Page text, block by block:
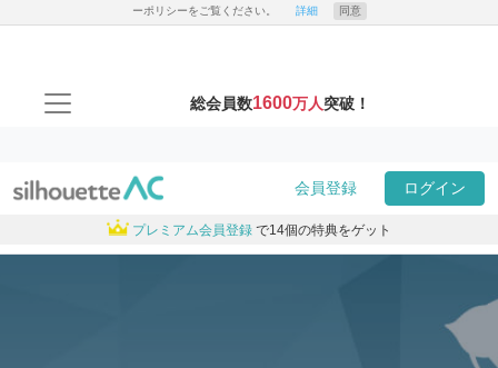
ーポリシーをご覧ください。 詳細 同意
総会員数1600万人突破！
会員登録 ログイン
プレミアム会員登録 で14個の特典をゲット